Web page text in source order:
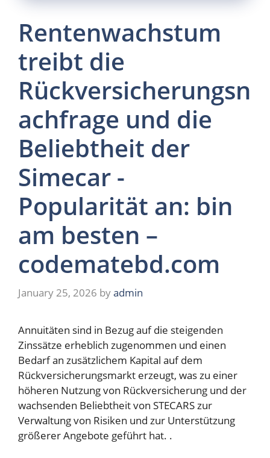
Rentenwachstum
treibt die
Rückversicherungsn
achfrage und die
Beliebtheit der
Simecar -
Popularität an: bin
am besten –
codematebd.com
January 25, 2026 byadmin
Annuitäten sind in Bezug auf die steigenden
Zinssätze erheblich zugenommen und einen
Bedarf an zusätzlichem Kapital auf dem
Rückversicherungsmarkt erzeugt, was zu einer
höheren Nutzung von Rückversicherung und der
wachsenden Beliebtheit von STECARS zur
Verwaltung von Risiken und zur Unterstützung
größerer Angebote geführt hat. .